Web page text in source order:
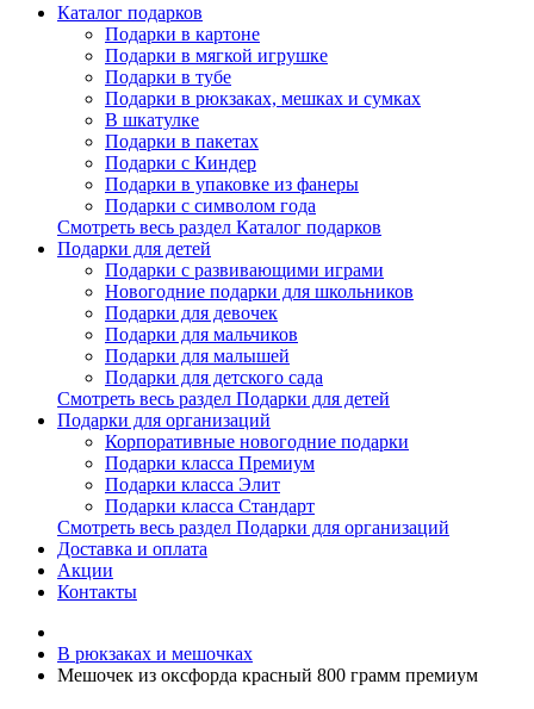
Каталог подарков
Подарки в картоне
Подарки в мягкой игрушке
Подарки в тубе
Подарки в рюкзаках, мешках и сумках
В шкатулке
Подарки в пакетах
Подарки с Киндер
Подарки в упаковке из фанеры
Подарки с символом года
Смотреть весь раздел Каталог подарков
Подарки для детей
Подарки с развивающими играми
Новогодние подарки для школьников
Подарки для девочек
Подарки для мальчиков
Подарки для малышей
Подарки для детского сада
Смотреть весь раздел Подарки для детей
Подарки для организаций
Корпоративные новогодние подарки
Подарки класса Премиум
Подарки класса Элит
Подарки класса Стандарт
Смотреть весь раздел Подарки для организаций
Доставка и оплата
Акции
Контакты
В рюкзаках и мешочках
Мешочек из оксфорда красный 800 грамм премиум